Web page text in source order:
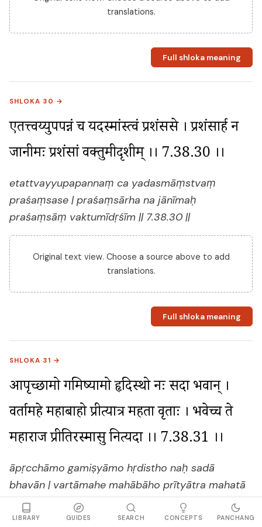
translations.
Full shloka meaning
SHLOKA 30 →
एतत्त्वय्युपपन्नं च यदस्मांस्त्वं प्रशंससे । प्रशंसार्ह न
जानीमः प्रशंसां वक्तुमीदृशीम् ।। 7.38.30 ।।
etattvayyupapannaṃ ca yadasmāṃstvaṃ
praśaṃsase | praśaṃsārha na jānīmaḥ
praśaṃsāṃ vaktumīdṛśīm || 7.38.30 ||
Original text view. Choose a source above to add
translations.
Full shloka meaning
SHLOKA 31 →
आपृच्छामो गमिष्यामो हृदिस्थो नः सदा भवान् ।
वर्तामहे महाबाहो प्रीत्यात्र महता वृताः । भवेच्च ते
महाराज प्रीतिरस्मासु नित्यदा ।। 7.38.31 ।।
āpṛcchāmo gamiṣyāmo hṛdistho naḥ sadā
bhavān | vartāmahe mahābāho prītyātra mahatā
vṛtāḥ | bhavecca te mahārāja prītirasmāsu
nityadā || 7.38.31 ||
LIBRARY GUIDES SEARCH CONCEPTS PANCHANG